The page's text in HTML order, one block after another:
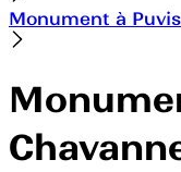
Monument à